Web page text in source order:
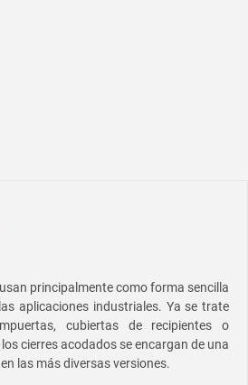
principalmente como forma sencilla
aplicaciones industriales. Ya se trate
cubiertas de recipientes o
cierres acodados se encargan de una
las más diversas versiones.